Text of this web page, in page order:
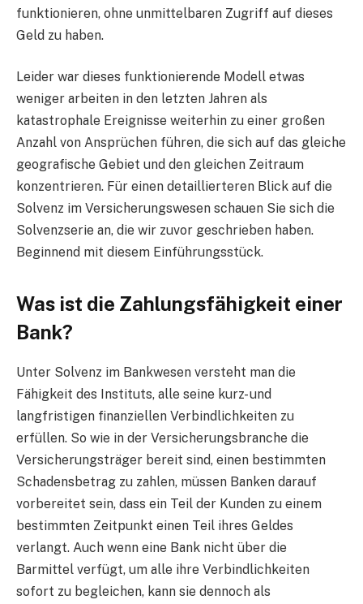
funktionieren, ohne unmittelbaren Zugriff auf dieses
Geld zu haben.
Leider war dieses funktionierende Modell etwas
weniger arbeiten in den letzten Jahren als
katastrophale Ereignisse weiterhin zu einer großen
Anzahl von Ansprüchen führen, die sich auf das gleiche
geografische Gebiet und den gleichen Zeitraum
konzentrieren. Für einen detaillierteren Blick auf die
Solvenz im Versicherungswesen schauen Sie sich die
Solvenzserie an, die wir zuvor geschrieben haben.
Beginnend mit diesem Einführungsstück.
Was ist die Zahlungsfähigkeit einer
Bank?
Unter Solvenz im Bankwesen versteht man die
Fähigkeit des Instituts, alle seine kurz- und
langfristigen finanziellen Verbindlichkeiten zu
erfüllen. So wie in der Versicherungsbranche die
Versicherungsträger bereit sind, einen bestimmten
Schadensbetrag zu zahlen, müssen Banken darauf
vorbereitet sein, dass ein Teil der Kunden zu einem
bestimmten Zeitpunkt einen Teil ihres Geldes
verlangt. Auch wenn eine Bank nicht über die
Barmittel verfügt, um alle ihre Verbindlichkeiten
sofort zu begleichen, kann sie dennoch als